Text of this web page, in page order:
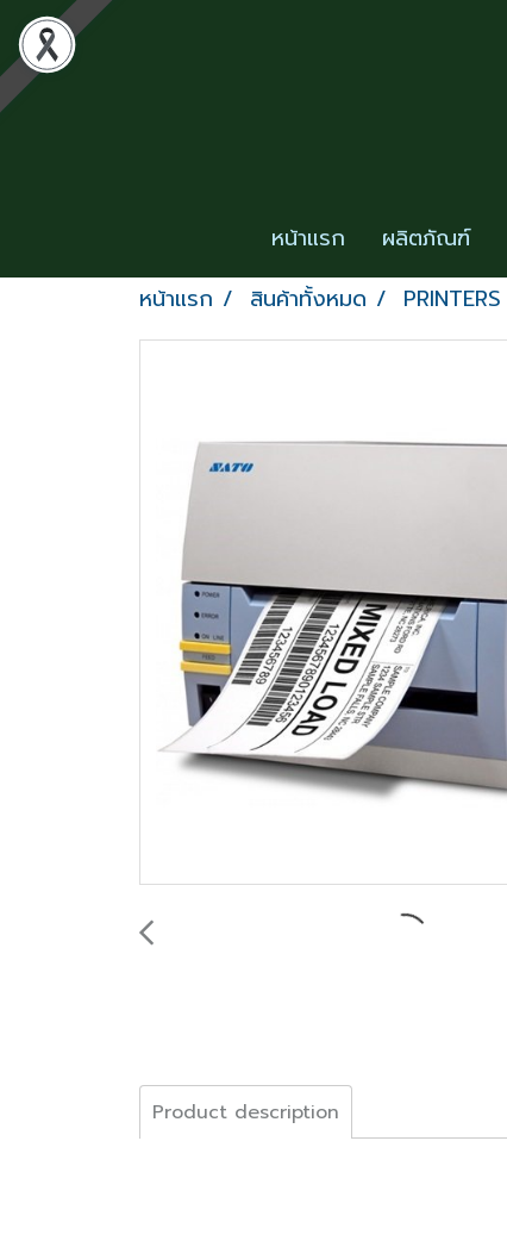
หน้าแรก ผลิตภัณฑ์
หน้าแรก
สินค้าทั้งหมด PRINTERS
Product description